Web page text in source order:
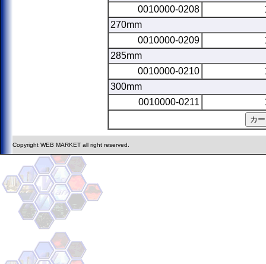
0010000-0208
270mm
0010000-0209
285mm
0010000-0210
300mm
0010000-0211
Copyright WEB MARKET all right reserved.